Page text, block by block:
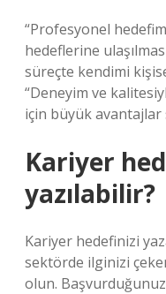
“Profesyonel
hedeflerine
süreçte kendimi
“Deneyim ve
için büyük avantajlar
Kariyer
yazılabilir?
Kariyer hedefinizi
sektörde ilginizi
olun.